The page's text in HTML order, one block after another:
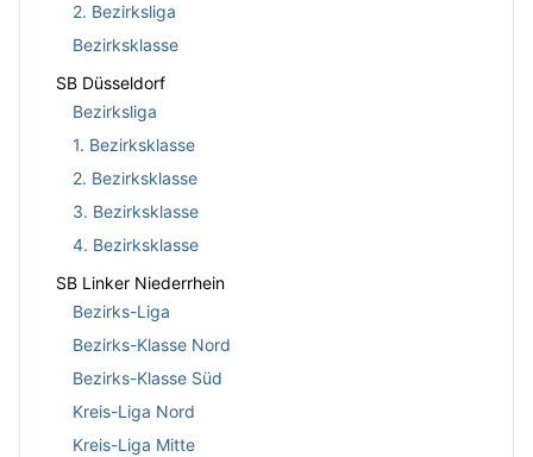
2. Bezirksliga
Bezirksklasse
SB Düsseldorf
Bezirksliga
1. Bezirksklasse
2. Bezirksklasse
3. Bezirksklasse
4. Bezirksklasse
SB Linker Niederrhein
Bezirks-Liga
Bezirks-Klasse Nord
Bezirks-Klasse Süd
Kreis-Liga Nord
Kreis-Liga Mitte